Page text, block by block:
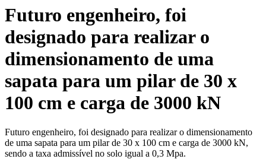
Futuro engenheiro, foi
designado para realizar o
dimensionamento de uma
sapata para um pilar de 30 x
100 cm e carga de 3000 kN
Futuro engenheiro, foi designado para realizar o dimensionamento
de uma sapata para um pilar de 30 x 100 cm e carga de 3000 kN,
sendo a taxa admissível no solo igual a 0,3 Mpa.